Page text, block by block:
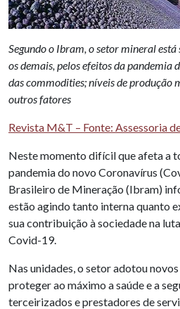
Segundo o Ibram, o setor mineral
os demais, pelos efeitos da pandemia
das commodities; níveis de produção
outros fatores
Revista M&T – Fonte: Assessoria
Neste momento difícil que afeta a
pandemia do novo Coronavírus
Brasileiro de Mineração (Ibram)
estão agindo tanto interna quanto
sua contribuição à sociedade na
Covid-19.
Nas unidades, o setor adotou
proteger ao máximo a saúde e a
terceirizados e prestadores de